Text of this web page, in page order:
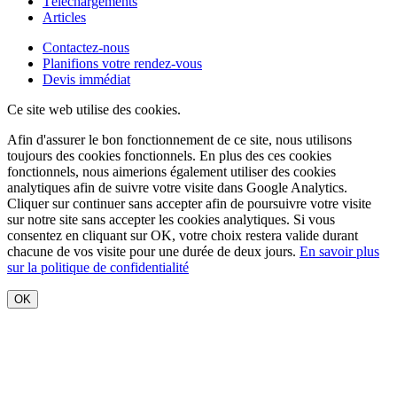
Articles
Contactez-nous
Planifions votre rendez-vous
Devis immédiat
Ce site web utilise des cookies.
Afin d'assurer le bon fonctionnement de ce site, nous utilisons
toujours des cookies fonctionnels. En plus des ces cookies
fonctionnels, nous aimerions également utiliser des cookies
analytiques afin de suivre votre visite dans Google Analytics.
Cliquer surcontinuer sans accepterafin de poursuivre votre visite
sur notre site sans accepter les cookies analytiques. Si vous
consentez en cliquant sur OK, votre choix restera valide durant
chacune de vos visite pour une durée de deux jours. En savoir plus
sur la politique de confidentialité
OK